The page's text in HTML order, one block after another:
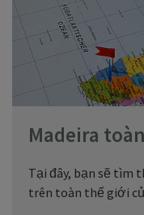
Madeira
Tại đây, bạn sẽ tìm
trên toàn thế giới